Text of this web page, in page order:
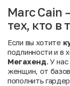
Marc Cain
тех, кто в
Если вы хотите
подлинности и в
Мегахенд. У
женщин, от
пополнить